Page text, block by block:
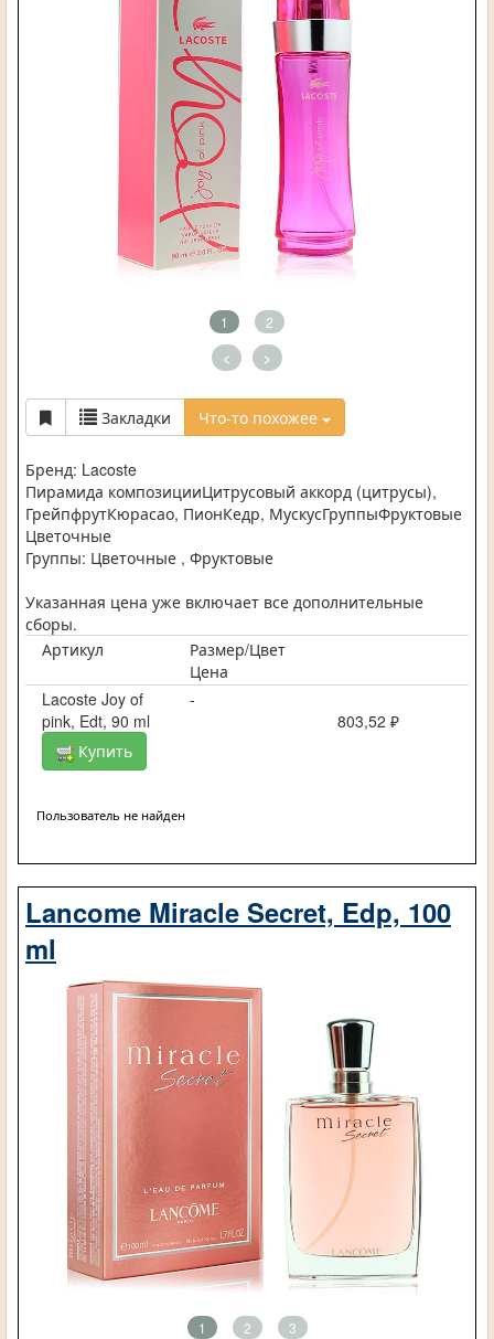
1 2
< >
Закладки Что-то похожее
Бренд: Lacoste
Пирамида композицииЦитрусовый аккорд (цитрусы),
ГрейпфрутКюрасао, ПионКедр, МускусГруппыФруктовые
Цветочные
Группы: Цветочные , Фруктовые
Указанная цена уже включает все дополнительные
сборы.
Артикул
Размер/Цвет
Цена
Lacoste Joy of
pink, Edt, 90 ml
-
803,52 ₽
Купить
Пользователь не найден
Lancome Miracle Secret, Edp, 100
ml
1 2 3